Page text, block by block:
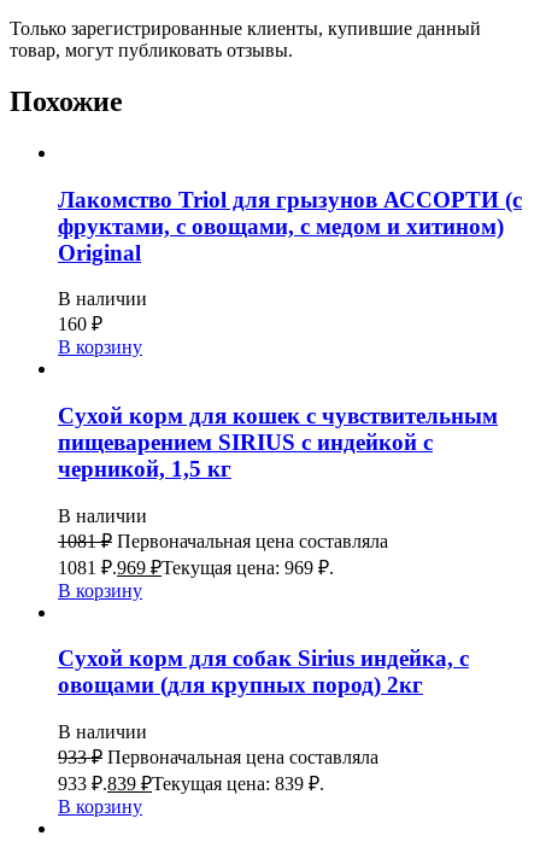
Только зарегистрированные клиенты, купившие данный
товар, могут публиковать отзывы.
Похожие
Лакомство Triol для грызунов АССОРТИ (с
фруктами, с овощами, с медом и хитином)
Original
В наличии
160 ₽
В корзину
Сухой корм для кошек с чувствительным
пищеварением SIRIUS с индейкой с
черникой, 1,5 кг
В наличии
1081₽ Первоначальная цена составляла
1081 ₽.969 ₽Текущая цена: 969 ₽.
В корзину
Сухой корм для собак Sirius индейка, с
овощами (для крупных пород) 2кг
В наличии
933₽ Первоначальная цена составляла
933 ₽.839 ₽Текущая цена: 839 ₽.
В корзину